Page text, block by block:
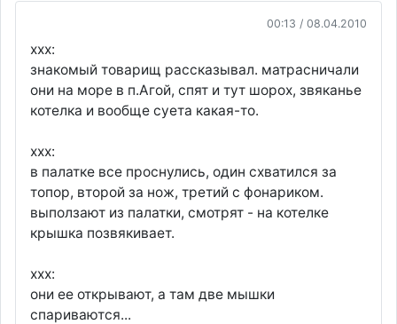
00:13 / 08.04.2010
xxx:
знакомый товарищ рассказывал. матрасничали
они на море в п.Агой, спят и тут шорох, звяканье
котелка и вообще суета какая-то.
xxx:
в палатке все проснулись, один схватился за
топор, второй за нож, третий с фонариком.
выползают из палатки, смотрят - на котелке
крышка позвякивает.
xxx:
они ее открывают, а там две мышки
спариваются...